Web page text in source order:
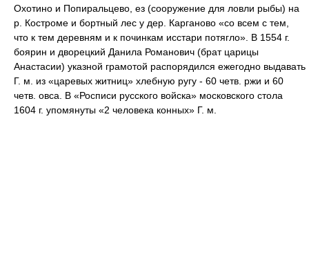
Охотино и Попиральцево, ез (сооружение для ловли рыбы) на
р. Костроме и бортный лес у дер. Карганово «со всем с тем,
что к тем деревням и к починкам исстари потягло». В 1554 г.
боярин и дворецкий Данила Романович (брат царицы
Анастасии) указной грамотой распорядился ежегодно выдавать
Г. м. из «царевых житниц» хлебную ругу - 60 четв. ржи и 60
четв. овса. В «Росписи русского войска» московского стола
1604 г. упомянуты «2 человека конных» Г. м.